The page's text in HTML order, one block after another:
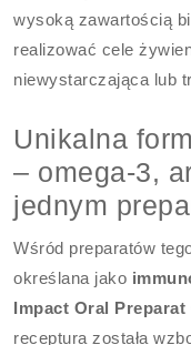
wysoką zawartością
realizować cele
niewystarczająca lub
Unikalna
– omega-3,
jednym
Wśród preparatów
określana jako
Impact Oral Preparat
receptura została